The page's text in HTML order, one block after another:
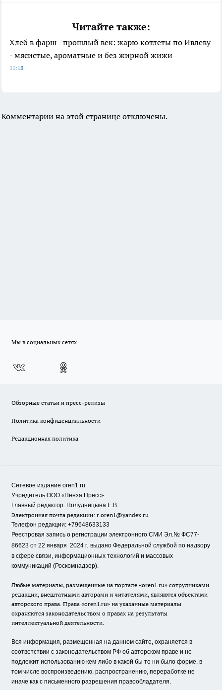
Читайте также:
Хлеб в фарш - прошлый век: жарю котлеты по Ивлеву
- мясистые, ароматные и без жирной жижи
11:18
Комментарии на этой странице отключены.
Мы в социальных сетях
Обзорные статьи и пресс-релизы
Политика конфиденциальности
Редакционная политика
Сетевое издание oren1.ru
Учредитель ООО «Пенза Пресс»
Главный редактор: Полудницына Е.В.
Электронная почта редакции: r.oren1@yandex.ru
Телефон редакции: +79648633133
Реестровая запись о регистрации электронного СМИ Эл.№ ФС77-
86623 от 22 января 2024 г. выдано Федеральной службой по надзору
в сфере связи, информационных технологий и массовых
коммуникаций (Роскомнадзор).
Любые материалы, размещенные на портале «oren1.ru» сотрудниками
редакции, внештатными авторами и читателями, являются объектами
авторского права. Права «oren1.ru» на указанные материалы
охраняются законодательством о правах на результаты
интеллектуальной деятельности.
Вся информация, размещенная на данном сайте, охраняется в
соответствии с законодательством РФ об авторском праве и не
подлежит использованию кем-либо в какой бы то ни было форме, в
том числе воспроизведению, распространению, переработке не
иначе как с письменного разрешения правообладателя.